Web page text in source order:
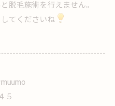
脱毛施術を行えません。
てくださいね
５